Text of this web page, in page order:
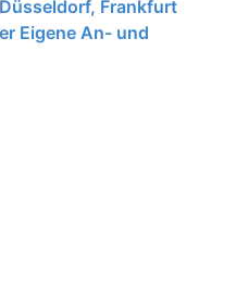
Frankfurt
Eigene An- und